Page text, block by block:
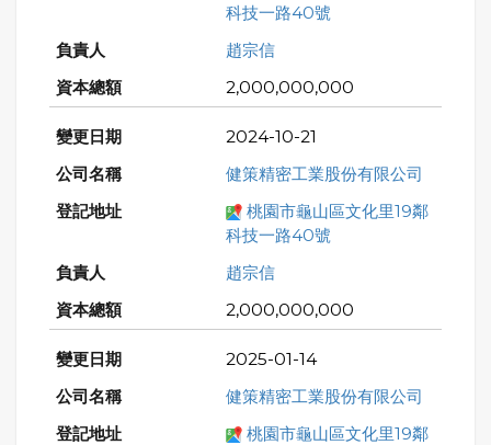
科技一路40號
趙宗信
2,000,000,000
2024-10-21
健策精密工業股份有限公司
桃園市龜山區文化里19鄰
科技一路40號
趙宗信
2,000,000,000
2025-01-14
健策精密工業股份有限公司
桃園市龜山區文化里19鄰